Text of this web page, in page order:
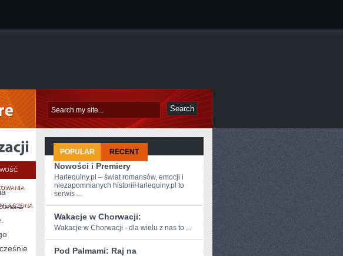
PRACA
I
PSYCHOLOGIA
ORGANIZACJI
z
POPULAR RECENT
Nowości i Premiery
Harlequiny.pl – świat romansów, emocji i
niezapomnianych historiiHarlequiny.pl to
serwis ...
Wakacje w Chorwacji:
Wakacje‍ w ​Chorwacji - dla ⁢wielu z nas to ...
Pod Palmami: Raj na